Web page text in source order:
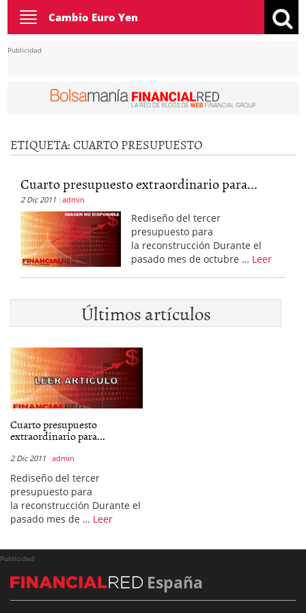
Toggle
navigation
Cambio Euro Yen
Publicidad
ETIQUETA:CUARTO PRESUPUESTO
Cuarto presupuesto extraordinario para...
2 Dic 2011 admin
Rediseño del tercer
presupuesto para
la reconstrucción Durante el
pasado mes de octubre … Leer
Últimos artículos
Cuarto presupuesto
extraordinario para...
2 Dic 2011 admin
Rediseño del tercer
presupuesto para
la reconstrucción Durante el
pasado mes de … Leer
Publicidad
España